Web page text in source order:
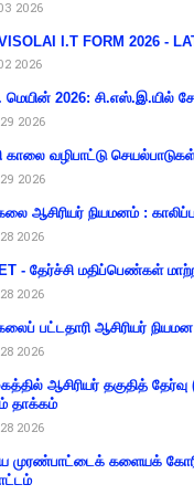
2026
I.T FORM 2026 -
2026
மெயின் 2026: சி.எஸ்.இ.யில்
2026
காலை வழிபாட்டு
2026
ஆசிரியர் நியமனம் :
2026
- தேர்ச்சி மதிப்பெண்கள்
2026
பட்டதாரி ஆசிரியர்
2026
ஆசிரியர் தகுதித்
தாக்கம்
2026
முரண்பாட்டைக் களையக்